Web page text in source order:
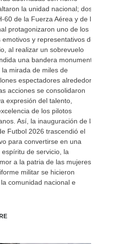
la unidad nacional; dos
60 de la Fuerza Aérea y de la
protagonizaron uno de los
y representativos del
al realizar un sobrevuelo
una bandera monumental
mirada de miles de
espectadores alrededor
acciones se consolidaron
expresión del talento,
de los pilotos
Así, la inauguración de la
Futbol 2026 trascendió el
para convertirse en una
de servicio, la
a la patria de las mujeres y
militar se hicieron
comunidad nacional e